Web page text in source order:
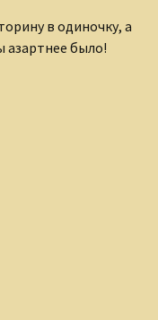
в одиночку, а
азартнее было!